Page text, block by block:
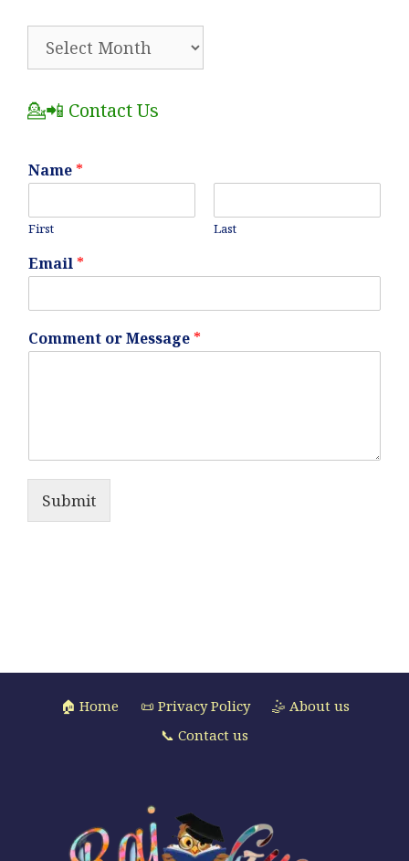
💁📲 Contact Us
Name *
First Last
Email *
Comment or Message *
Submit
🏠 Home 📜 Privacy Policy
🤹 About us
📞 Contact us